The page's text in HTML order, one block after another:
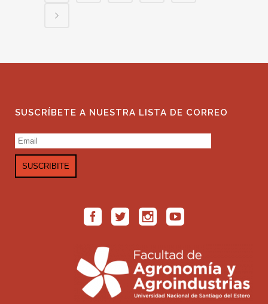
SUSCRÍBETE A NUESTRA LISTA DE CORREO